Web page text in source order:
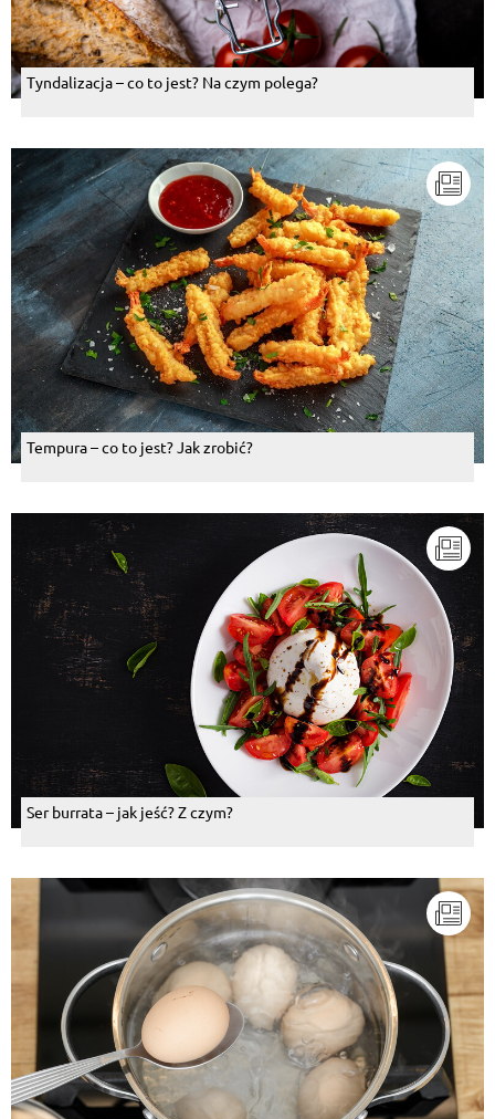
Tyndalizacja – co to jest? Na czym polega?
Tempura – co to jest? Jak zrobić?
Ser burrata – jak jeść? Z czym?